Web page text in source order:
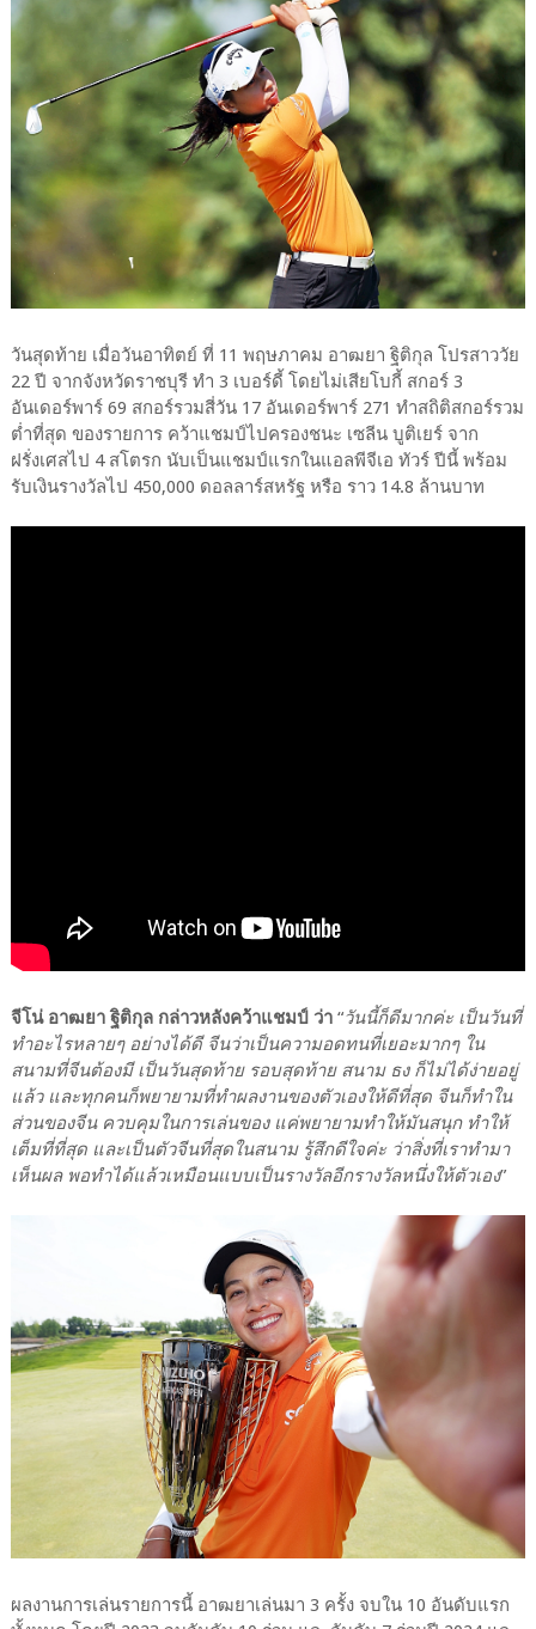
วันสุดท้าย เมื่อวันอาทิตย์ ที่ 11 พฤษภาคม อาฒยา ฐิติกุล โปรสาววัย
22 ปี จากจังหวัดราชบุรี ทำ 3 เบอร์ดี้ โดยไม่เสียโบกี้ สกอร์ 3
อันเดอร์พาร์ 69 สกอร์รวมสี่วัน 17 อันเดอร์พาร์ 271 ทำสถิติสกอร์รวม
ต่ำที่สุด ของรายการ คว้าแชมป์ไปครองชนะ เซลีน บูติเยร์ จาก
ฝรั่งเศสไป 4 สโตรก นับเป็นแชมป์แรกในแอลพีจีเอ ทัวร์ ปีนี้ พร้อม
รับเงินรางวัลไป 450,000 ดอลลาร์สหรัฐ หรือ ราว 14.8 ล้านบาท
จีโน่ อาฒยา ฐิติกุล กล่าวหลังคว้าแชมป์ ว่า“วันนี้ก็ดีมากค่ะ เป็นวันที่
ทำอะไรหลายๆ อย่างได้ดี จีนว่าเป็นความอดทนที่เยอะมากๆ ใน
สนามที่จีนต้องมี เป็นวันสุดท้าย รอบสุดท้าย สนาม ธง ก็ไม่ได้ง่ายอยู่
แล้ว และทุกคนก็พยายามที่ทำผลงานของตัวเองให้ดีที่สุด จีนก็ทำใน
ส่วนของจีน ควบคุมในการเล่นของ แค่พยายามทำให้มันสนุก ทำให้
เต็มที่ที่สุด และเป็นตัวจีนที่สุดในสนาม รู้สึกดีใจค่ะ ว่าสิ่งที่เราทำมา
เห็นผล พอทำได้แล้วเหมือนแบบเป็นรางวัลอีกรางวัลหนึ่งให้ตัวเอง”
ผลงานการเล่นรายการนี้ อาฒยาเล่นมา 3 ครั้ง จบใน 10 อันดับแรก